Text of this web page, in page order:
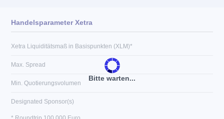
Bitte warten...
Handelsparameter Xetra
Xetra Liquiditätsmaß in Basispunkten (XLM)*
Max. Spread
Min. Quotierungsvolumen
Designated Sponsor(s)